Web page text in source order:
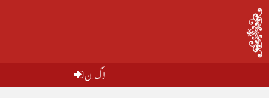
لاگ اِن